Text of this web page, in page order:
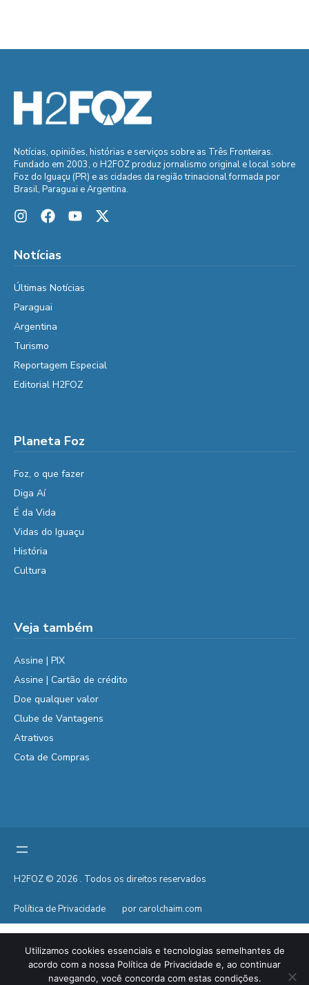
Notícias, opiniões, histórias e serviços sobre as Três Fronteiras.
Fundado em 2003, o H2FOZ produz jornalismo original e local sobre
Foz do Iguaçu (PR) e as cidades da região trinacional formada por
Brasil, Paraguai e Argentina.
Notícias
Últimas Notícias
Paraguai
Argentina
Turismo
Reportagem Especial
Editorial H2FOZ
Planeta Foz
Foz, o que fazer
Diga Aí
É da Vida
Vidas do Iguaçu
História
Cultura
Veja também
Assine | PIX
Assine | Cartão de crédito
Doe qualquer valor
Clube de Vantagens
Atrativos
Cota de Compras
H2FOZ © 2026 . Todos os direitos reservados
Política de Privacidade por carolchaim.com
Utilizamos cookies essenciais e tecnologias semelhantes de
acordo com a nossa Política de Privacidade e, ao continuar
navegando, você concorda com estas condições.